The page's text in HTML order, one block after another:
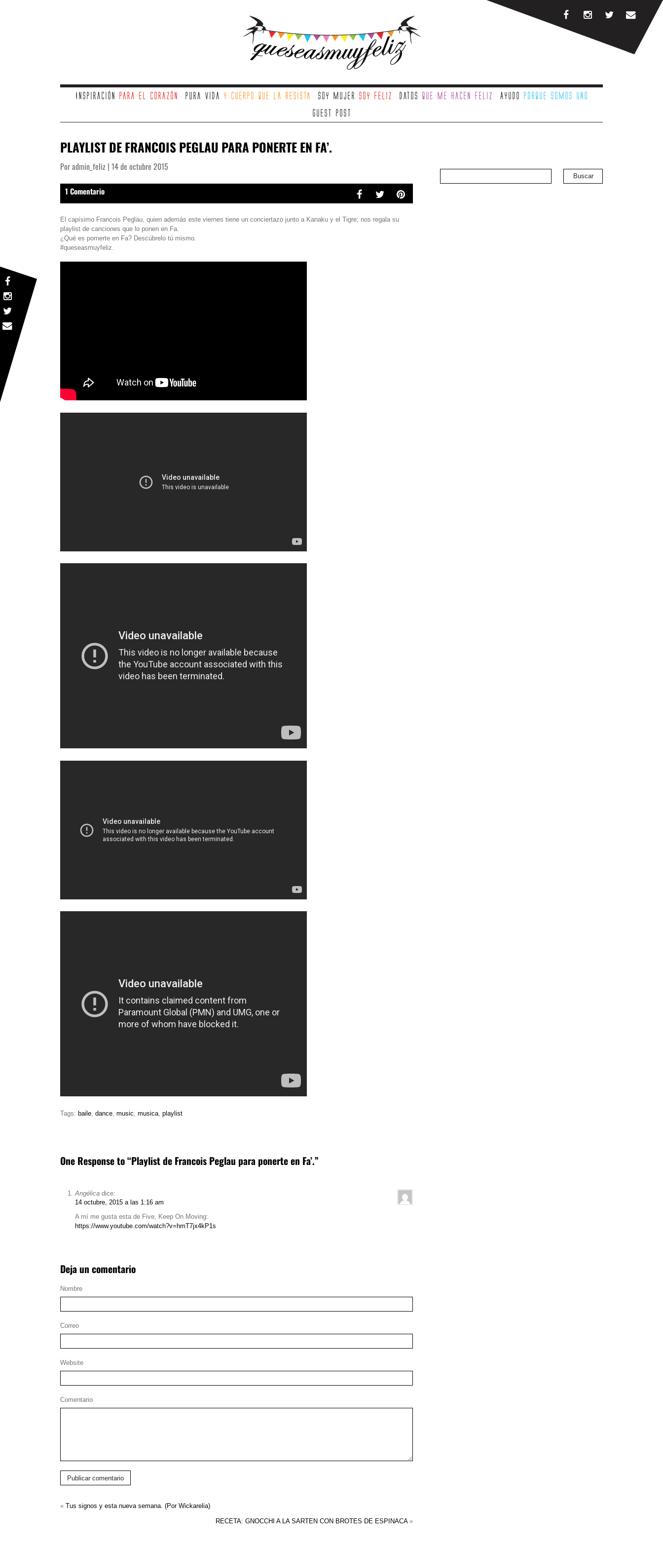
Inspiración para el corazón Pura vida y cuerpo que la resista Soy mujer soy feliz Datos que me hacen feliz Ayudo porque somos uno
Guest Post
PLAYLIST DE FRANCOIS PEGLAU PARA PONERTE EN FA’.
Por admin_feliz | 14 de octubre 2015
1 Comentario
El capísimo Francois Peglau, quien además este viernes tiene un conciertazo junto a Kanaku y el Tigre; nos regala su
playlist de canciones que lo ponen en Fa.
¿Qué es pornerte en Fa? Descúbrelo tú mismo.
#queseasmuyfeliz.
Tags: baile dance music musica playlist
One Response to “Playlist de Francois Peglau para ponerte en Fa’.”
Angélica dice:
14 octubre, 2015 a las 1:16 am
A mí me gusta esta de Five, Keep On Moving:
https://www.youtube.com/watch?v=hmT7jx4kP1s
Deja un comentario
Nombre
Correo
Website
Comentario
Publicar comentario
« Tus signos y esta nueva semana. (Por Wickarelia)
RECETA: GNOCCHI A LA SARTEN CON BROTES DE ESPINACA»
Buscar